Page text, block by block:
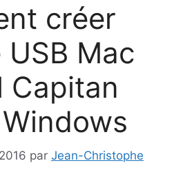
créer
USB Mac
Capitan
par Jean-Christophe